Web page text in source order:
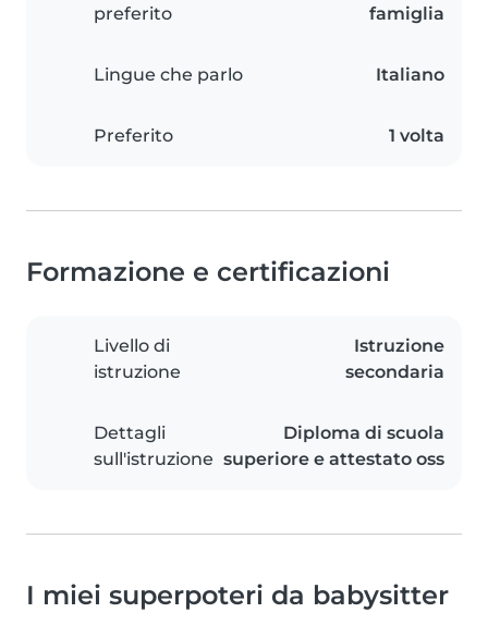
preferito
famiglia
Lingue che parlo Italiano
Preferito 1 volta
Formazione e certificazioni
Livello di
istruzione
Istruzione
secondaria
Dettagli
sull'istruzione
Diploma di scuola
superiore e attestato oss
I miei superpoteri da babysitter